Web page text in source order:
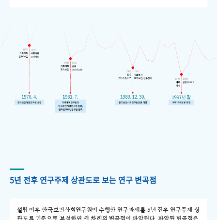
5년 전후 연구주제 상관도로 보는 연구 변곡점
설립 이후 한국보건사회연구원이 수행한 연구과제를 5년 전후 연구주제 상